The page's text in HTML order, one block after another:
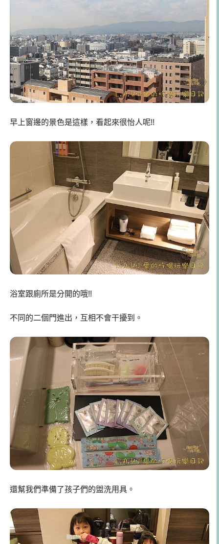
早上窗邊的景色是這樣，看起來很怡人呢!!
浴室跟廁所是分開的哦!!
不同的二個門進出，互相不會干擾到。
還幫我們準備了孩子們的盥洗用具。